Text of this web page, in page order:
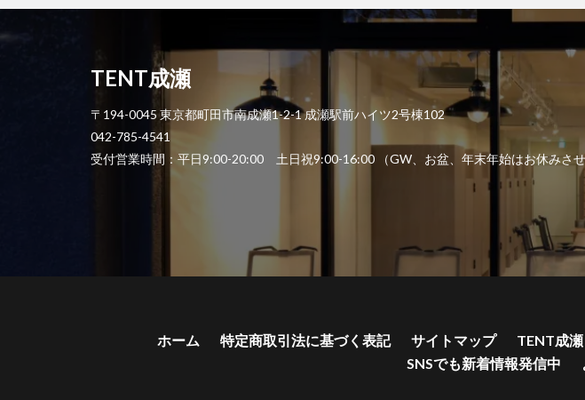
TENT成瀬
〒194-0045 東京都町田市南成瀬1-2-1 成瀬駅前ハイツ2号棟102
042-785-4541
受付営業時間：平日9:00-20:00 土日祝9:00-16:00 （GW、お盆、年末年始はお休みさ
ホーム 特定商取引法に基づく表記 サイトマップ TENT成
SNSでも新着情報発信中